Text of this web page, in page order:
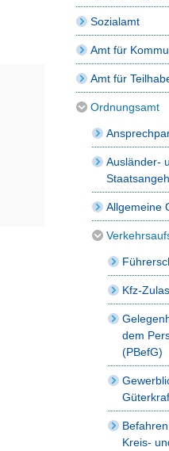
Sozialamt
Amt für
Amt für
Ordnungsamt
Ausländer-
Allgemeine
Kfz-
dem
(PBefG)
Kreis-